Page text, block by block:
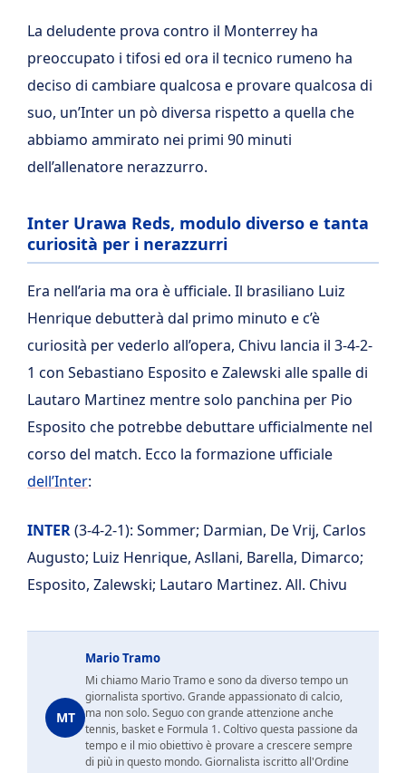
La deludente prova contro il Monterrey ha
preoccupato i tifosi ed ora il tecnico rumeno ha
deciso di cambiare qualcosa e provare qualcosa di
suo, un’Inter un pò diversa rispetto a quella che
abbiamo ammirato nei primi 90 minuti
dell’allenatore nerazzurro.
Inter Urawa Reds, modulo diverso e tanta
curiosità per i nerazzurri
Era nell’aria ma ora è ufficiale. Il brasiliano Luiz
Henrique debutterà dal primo minuto e c’è
curiosità per vederlo all’opera, Chivu lancia il 3-4-2-
1 con Sebastiano Esposito e Zalewski alle spalle di
Lautaro Martinez mentre solo panchina per Pio
Esposito che potrebbe debuttare ufficialmente nel
corso del match. Ecco la formazione ufficiale
dell’Inter:
INTER(3-4-2-1): Sommer; Darmian, De Vrij, Carlos
Augusto; Luiz Henrique, Asllani, Barella, Dimarco;
Esposito, Zalewski; Lautaro Martinez. All. Chivu
MT
Mario Tramo
Mi chiamo Mario Tramo e sono da diverso tempo un
giornalista sportivo. Grande appassionato di calcio,
ma non solo. Seguo con grande attenzione anche
tennis, basket e Formula 1. Coltivo questa passione da
tempo e il mio obiettivo è provare a crescere sempre
di più in questo mondo. Giornalista iscritto all'Ordine